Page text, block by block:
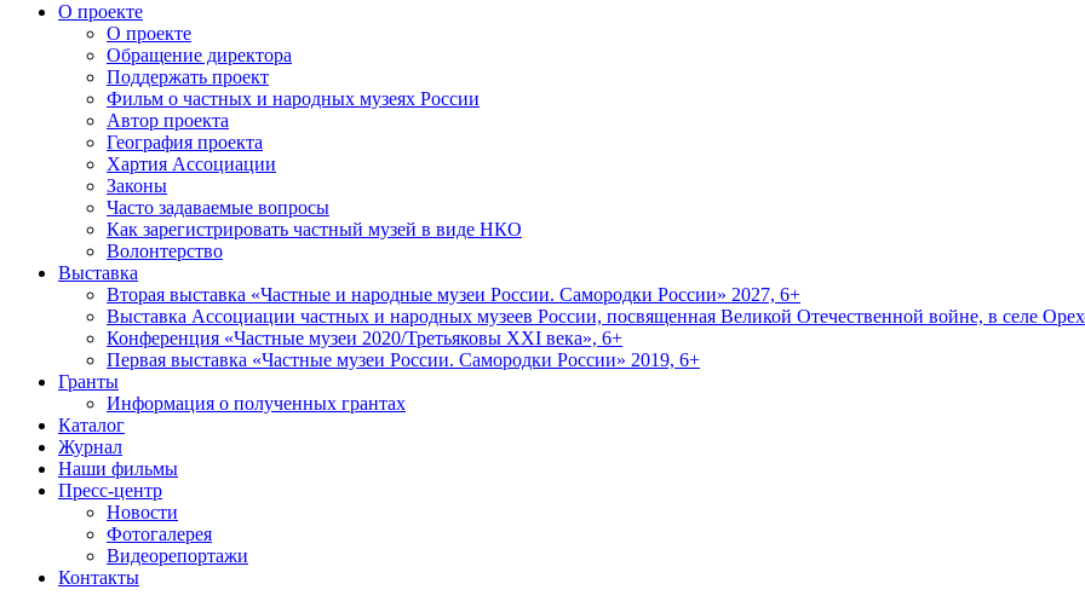
О проекте
О проекте
Обращение директора
Поддержать проект
Фильм о частных и народных музеях России
Автор проекта
География проекта
Хартия Ассоциации
Законы
Часто задаваемые вопросы
Как зарегистрировать частный музей в виде НКО
Волонтерство
Выставка
Вторая выставка «Частные и народные музеи России. Самородки России» 2027, 6+
Выставка Ассоциации частных и народных музеев России, посвященная Великой Отечественной войне, в селе
Конференция «Частные музеи 2020/Третьяковы XXI века», 6+
Первая выставка «Частные музеи России. Самородки России» 2019, 6+
Гранты
Информация о полученных грантах
Каталог
Журнал
Наши фильмы
Пресс-центр
Новости
Фотогалерея
Видеорепортажи
Контакты